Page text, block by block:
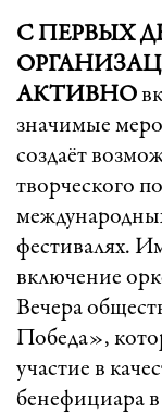
С ПЕРВЫХ
АКТИВНО
значимые
создаёт
творческого
фестивалях.
включение
Вечера
Победа»,
участие в
бенефициара